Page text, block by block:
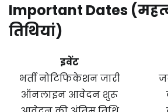
Important Dates
तिथियां)
इवेंट
भर्ती नोटिफिकेशन जारी
ऑनलाइन आवेदन शुरू